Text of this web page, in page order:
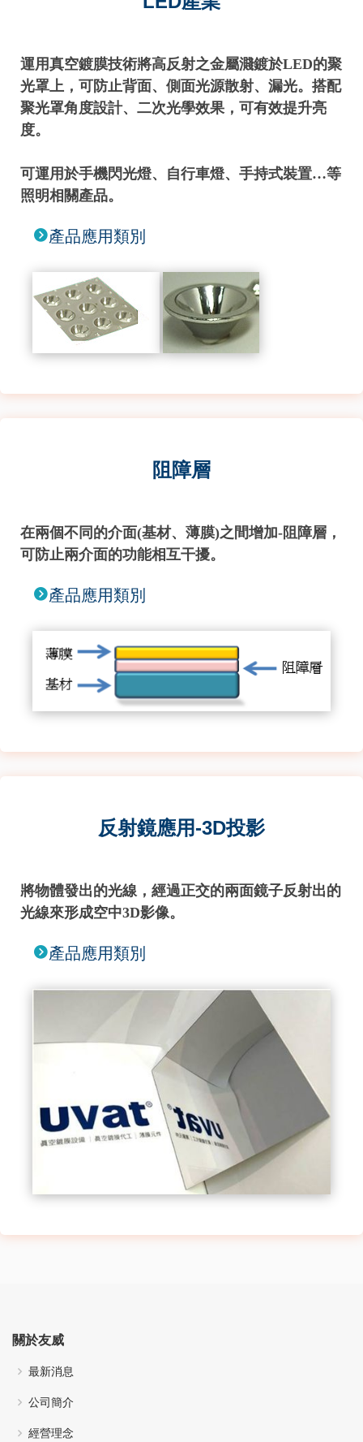
運用真空鍍膜技術將高反射之金屬濺鍍於LED的聚
光罩上，可防止背面、側面光源散射、漏光。搭配
聚光罩角度設計、二次光學效果，可有效提升亮
度。
可運用於手機閃光燈、自行車燈、手持式裝置…等
照明相關產品。
產品應用類別
阻障層
在兩個不同的介面(基材、薄膜)之間增加-阻障層，
可防止兩介面的功能相互干擾。
產品應用類別
反射鏡應用-3D投影
將物體發出的光線，經過正交的兩面鏡子反射出的
光線來形成空中3D影像。
產品應用類別
關於友威
最新消息
公司簡介
經營理念